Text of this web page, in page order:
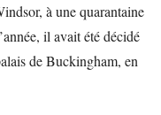
à une quarantaine
il avait été décidé
de Buckingham, en